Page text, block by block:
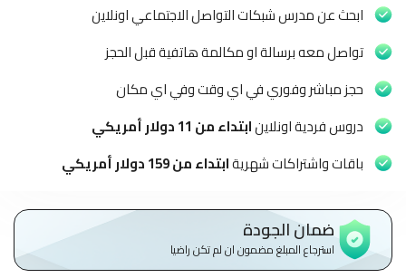
باقات
الاطفال
وطلاب
المدارس
English
من
الشروط
والأحكام
ابحث عن مدرس شبكات التواصل الاجتماعي اونلاين
تواصل معه برسالة او مكالمة هاتفية قبل الحجز
حجز مباشر وفوري في اي وقت وفي اي مكان
دروس فردية اونلاينابتداء من 11 دولار أمريكي
باقات واشتراكات شهريةابتداء من 159 دولار أمريكي
ضمان الجودة
استرجاع المبلغ مضمون ان لم تكن راضيا